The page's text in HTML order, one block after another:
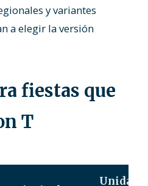
y variantes
a elegir la versión
fiestas que
T